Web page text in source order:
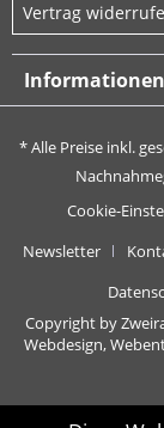
Vertrag
Informationen
* Alle Preise inkl.
Cookie-
Newsletter
Copyright by
Webdesign,